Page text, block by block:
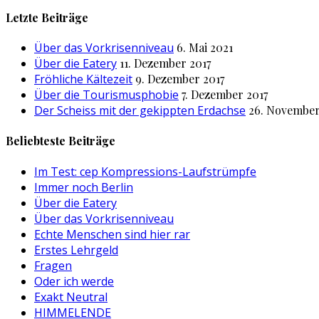
Letzte Beiträge
Über das Vorkrisenniveau 6. Mai 2021
Über die Eatery 11. Dezember 2017
Fröhliche Kältezeit 9. Dezember 2017
Über die Tourismusphobie 7. Dezember 2017
Der Scheiss mit der gekippten Erdachse 26.
Beliebteste Beiträge
Im Test: cep Kompressions-Laufstrümpfe
Immer noch Berlin
Über die Eatery
Über das Vorkrisenniveau
Echte Menschen sind hier rar
Erstes Lehrgeld
Fragen
Oder ich werde
Exakt Neutral
HIMMELENDE